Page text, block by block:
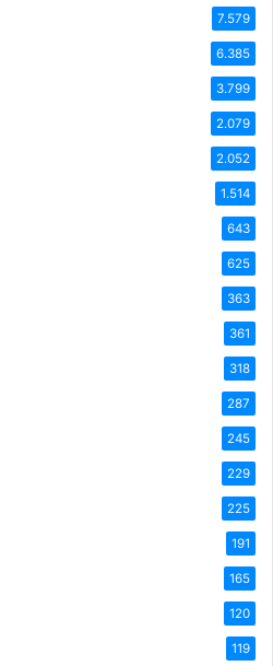
7.579
6.385
3.799
2.079
2.052
1.514
643
625
363
361
318
287
245
229
225
191
165
120
119